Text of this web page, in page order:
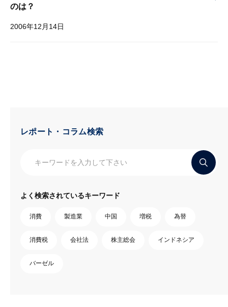
のは？
2006年12月14日
レポート・コラム検索
よく検索されているキーワード
消費 製造業 中国 増税 為替
消費税 会社法 株主総会 インドネシア
バーゼル